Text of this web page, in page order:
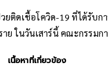
วยติดเชื้อโควิด-19 ที่ได้รับ
ย ในวันเสาร์นี้ คณะกรรม
เนื้อหาที่เกี่ยวข้อง